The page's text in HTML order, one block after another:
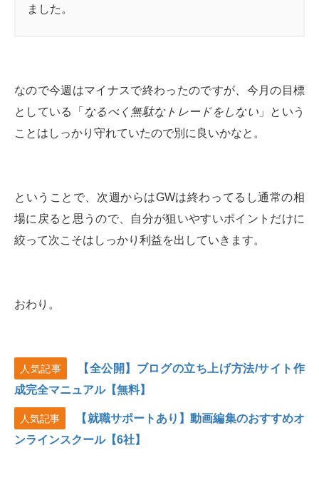
ました。
なので今週はマイナスで終わったのですが、今月の目標
としている「 なるべく無駄なトレードをしない 」という
ことはしっかり守れていたので別に良いかなと。
ということで、次週からはGWは終わってるし通常の相
場に戻ると思うので、自分が狙いやすいポイントだけに
絞って次こそはしっかり利益を出していきます。
おわり。
人気記事
【全公開】ブログの立ち上げ方法/サイト作
成完全マニュアル【無料】
人気記事
【就職サポートあり】動画編集のおすすめオ
ンラインスクール【6社】